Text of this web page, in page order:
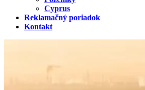
Cyprus
Reklamačný poriadok
Kontakt